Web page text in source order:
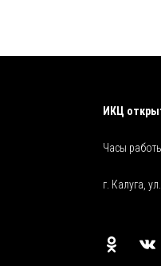
ИКЦ
Часы
г. Калуга,